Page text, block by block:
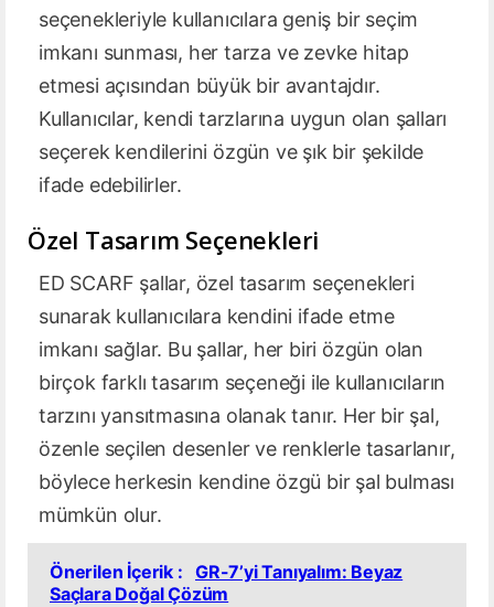
seçenekleriyle kullanıcılara geniş bir seçim
imkanı sunması, her tarza ve zevke hitap
etmesi açısından büyük bir avantajdır.
Kullanıcılar, kendi tarzlarına uygun olan şalları
seçerek kendilerini özgün ve şık bir şekilde
ifade edebilirler.
Özel Tasarım Seçenekleri
ED SCARF şallar, özel tasarım seçenekleri
sunarak kullanıcılara kendini ifade etme
imkanı sağlar. Bu şallar, her biri özgün olan
birçok farklı tasarım seçeneği ile kullanıcıların
tarzını yansıtmasına olanak tanır. Her bir şal,
özenle seçilen desenler ve renklerle tasarlanır,
böylece herkesin kendine özgü bir şal bulması
mümkün olur.
Önerilen İçerik :
GR-7’yi Tanıyalım: Beyaz
Saçlara Doğal Çözüm